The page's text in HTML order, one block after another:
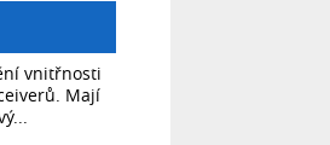
vnitřnosti
Mají